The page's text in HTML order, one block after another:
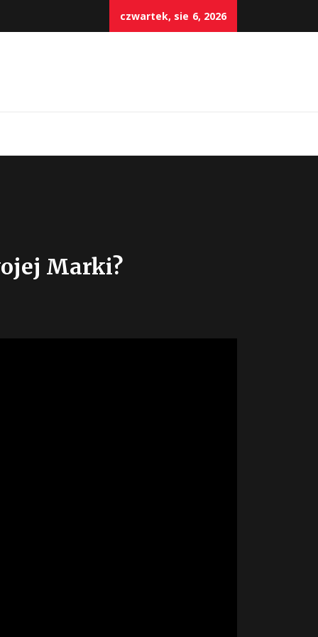
czwartek, sie 6, 2026
Marki?